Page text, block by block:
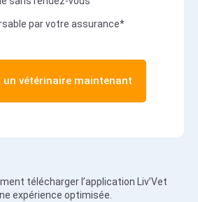
par votre assurance*
un vétérinaire maintenant
télécharger l’application Liv’Vet
expérience optimisée.